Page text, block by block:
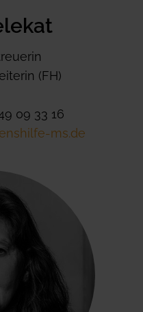
(FH)
09 33 16
ms.de